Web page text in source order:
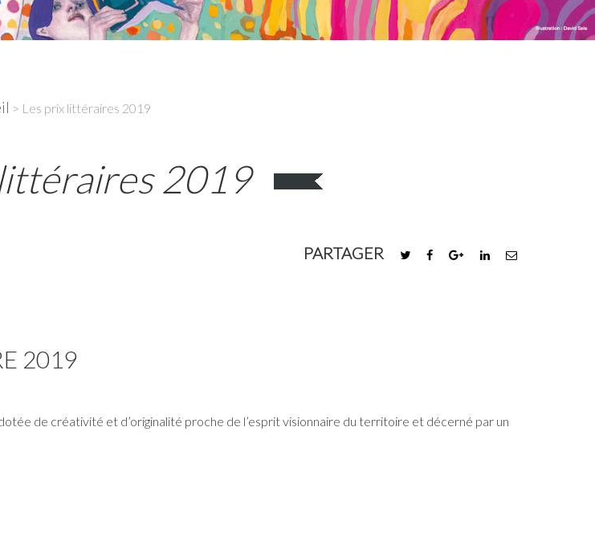
> Les prix littéraires 2019
2019
PARTAGER
2019
de créativité et d’originalité proche de l’esprit visionnaire du territoire et décerné par un